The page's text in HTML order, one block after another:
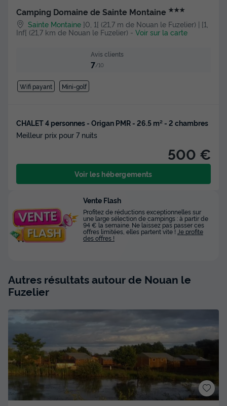
Camping Domaine de Sainte Montaine ★★★
Sainte Montaine ]0, 1[ (21,7 m de Nouan le Fuzelier) | [1,
Inf[ (21,7 km de Nouan le Fuzelier) - Voir sur la carte
Avis clients
7/10
Wifi payant Mini-golf
CHALET 4 personnes - Origan PMR - 26.5 m² - 2 chambres
Meilleur prix pour 7 nuits
500 €
Voir les hébergements
Autres résultats autour de Nouan le
Fuzelier
Vente Flash
Profitez de réductions exceptionnelles sur
une large sélection de campings : à partir de
94 € la semaine. Ne laissez pas passer ces
offres limitées, elles partent vite ! Je profite
des offres !